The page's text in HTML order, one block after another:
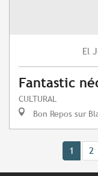
El
Fantastic
CULTURAL
Bon Repos sur
1 2